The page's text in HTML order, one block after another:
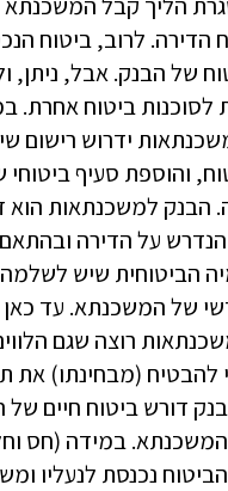
הדירה. לרוב, ביטוח
של הבנק. אבל, ניתן,
לסוכנות ביטוח אחרת.
ידרוש רישום
והוספת סעיף ביטוחי
הבנק למשכנתאות הוא
על הדירה
הביטוחית שיש
של המשכנתא. עד כאן
רוצה שגם
להבטיח (מבחינתו) את
דורש ביטוח חיים של
במידה (חס
נכנסת לנעליו